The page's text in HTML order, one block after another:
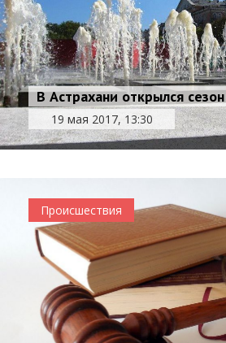
В Астрахани открылся
19 мая 2017, 13:30
Происшествия